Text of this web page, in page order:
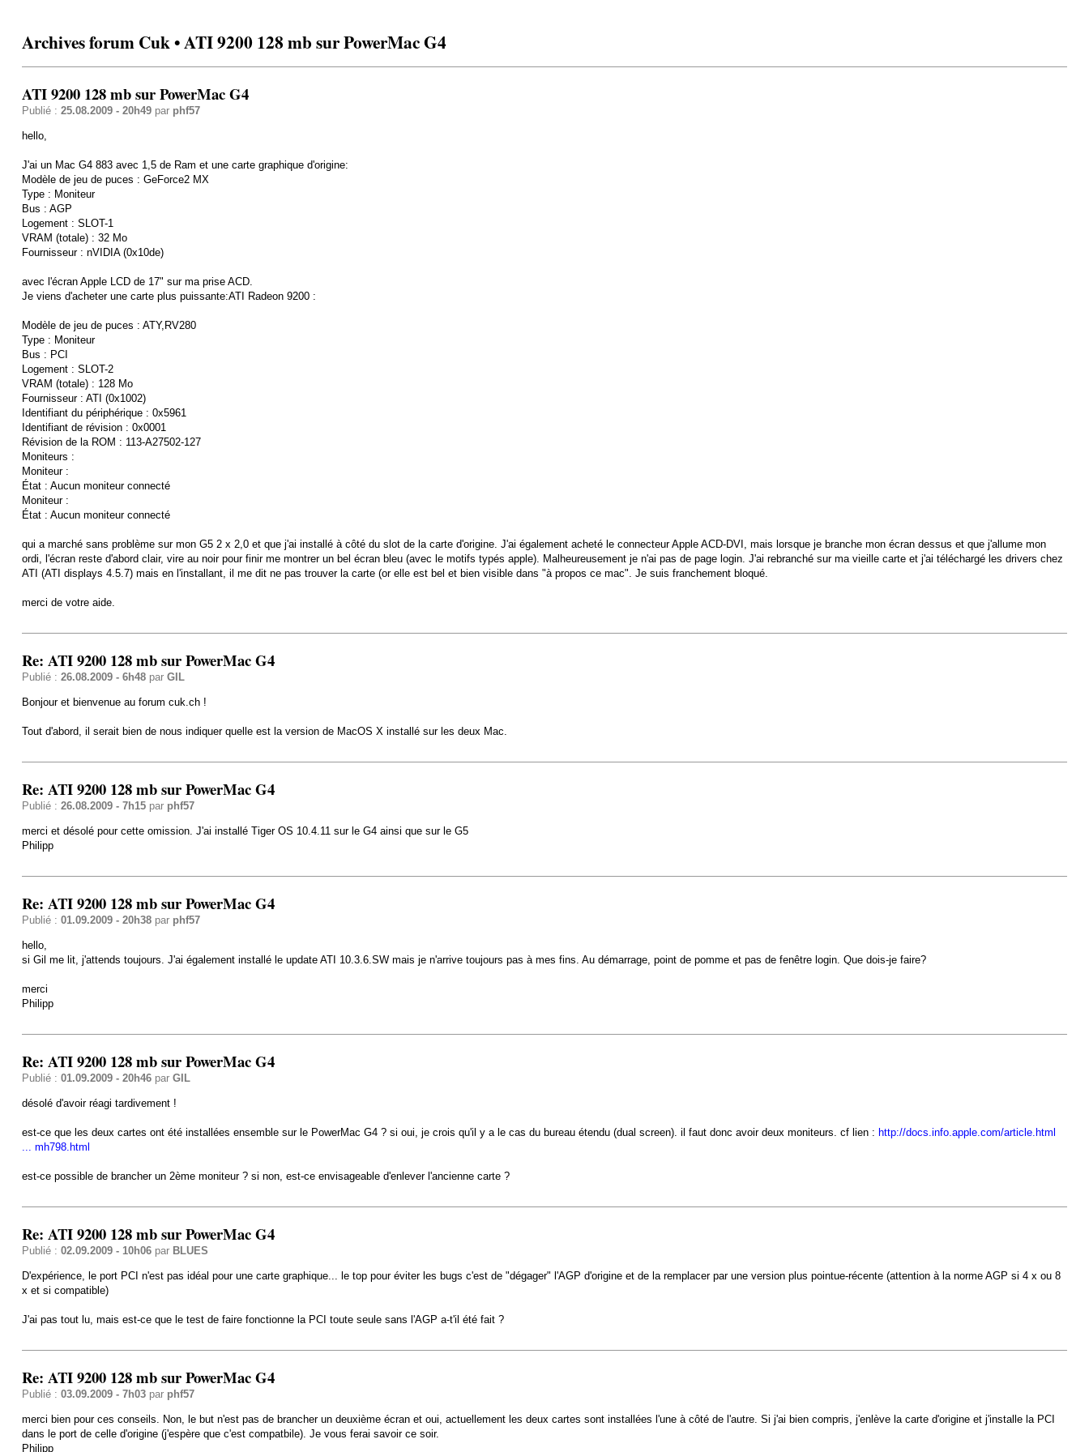
Archives forum Cuk • ATI 9200 128 mb sur PowerMac G4
ATI 9200 128 mb sur PowerMac G4
Publié : 25.08.2009 - 20h49par phf57
hello,
J'ai un Mac G4 883 avec 1,5 de Ram et une carte graphique d'origine:
Modèle de jeu de puces : GeForce2 MX
Type : Moniteur
Bus : AGP
Logement : SLOT-1
VRAM (totale) : 32 Mo
Fournisseur : nVIDIA (0x10de)
avec l'écran Apple LCD de 17" sur ma prise ACD.
Je viens d'acheter une carte plus puissante:ATI Radeon 9200 :
Modèle de jeu de puces : ATY,RV280
Type : Moniteur
Bus : PCI
Logement : SLOT-2
VRAM (totale) : 128 Mo
Fournisseur : ATI (0x1002)
Identifiant du périphérique : 0x5961
Identifiant de révision : 0x0001
Révision de la ROM : 113-A27502-127
Moniteurs :
Moniteur :
État : Aucun moniteur connecté
Moniteur :
État : Aucun moniteur connecté
qui a marché sans problème sur mon G5 2 x 2,0 et que j'ai installé à côté du slot de la carte d'origine. J'ai également acheté le connecteur Apple ACD-DVI, mais lorsque je branche mon écran dessus et que j'allume mon
ordi, l'écran reste d'abord clair, vire au noir pour finir me montrer un bel écran bleu (avec le motifs typés apple). Malheureusement je n'ai pas de page login. J'ai rebranché sur ma vieille carte et j'ai téléchargé les drivers chez
ATI (ATI displays 4.5.7) mais en l'installant, il me dit ne pas trouver la carte (or elle est bel et bien visible dans "à propos ce mac". Je suis franchement bloqué.
merci de votre aide.
Re: ATI 9200 128 mb sur PowerMac G4
Publié : 26.08.2009 - 6h48par GIL
Bonjour et bienvenue au forum cuk.ch !
Tout d'abord, il serait bien de nous indiquer quelle est la version de MacOS X installé sur les deux Mac.
Re: ATI 9200 128 mb sur PowerMac G4
Publié : 26.08.2009 - 7h15par phf57
merci et désolé pour cette omission. J'ai installé Tiger OS 10.4.11 sur le G4 ainsi que sur le G5
Philipp
Re: ATI 9200 128 mb sur PowerMac G4
Publié : 01.09.2009 - 20h38par phf57
hello,
si Gil me lit, j'attends toujours. J'ai également installé le update ATI 10.3.6.SW mais je n'arrive toujours pas à mes fins. Au démarrage, point de pomme et pas de fenêtre login. Que dois-je faire?
merci
Philipp
Re: ATI 9200 128 mb sur PowerMac G4
Publié : 01.09.2009 - 20h46par GIL
désolé d'avoir réagi tardivement !
est-ce que les deux cartes ont été installées ensemble sur le PowerMac G4 ? si oui, je crois qu'il y a le cas du bureau étendu (dual screen). il faut donc avoir deux moniteurs. cf lien : http://docs.info.apple.com/article.html
... mh798.html
est-ce possible de brancher un 2ème moniteur ? si non, est-ce envisageable d'enlever l'ancienne carte ?
Re: ATI 9200 128 mb sur PowerMac G4
Publié : 02.09.2009 - 10h06par BLUES
D'expérience, le port PCI n'est pas idéal pour une carte graphique... le top pour éviter les bugs c'est de "dégager" l'AGP d'origine et de la remplacer par une version plus pointue-récente (attention à la norme AGP si 4 x ou 8
x et si compatible)
J'ai pas tout lu, mais est-ce que le test de faire fonctionne la PCI toute seule sans l'AGP a-t'il été fait ?
Re: ATI 9200 128 mb sur PowerMac G4
Publié : 03.09.2009 - 7h03par phf57
merci bien pour ces conseils. Non, le but n'est pas de brancher un deuxième écran et oui, actuellement les deux cartes sont installées l'une à côté de l'autre. Si j'ai bien compris, j'enlève la carte d'origine et j'installe la PCI
dans le port de celle d'origine (j'espère que c'est compatbile). Je vous ferai savoir ce soir.
Philipp